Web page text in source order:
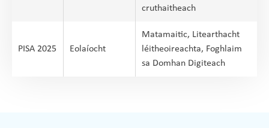
cruthaitheach
PISA 2025 Eolaíocht
Matamaitic, Litearthacht
léitheoireachta, Foghlaim
sa Domhan Digiteach